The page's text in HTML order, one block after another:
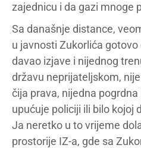
zajednicu i da gazi mnoge
Sa današnje distance,
u javnosti Zukorlića gotovo
davao izjave i nijednog
državu neprijateljskom,
čija prava, nijedna
upućuje policiji ili bilo kojoj
Ja neretko u to vrijeme
prostorije IZ-a, gde sa